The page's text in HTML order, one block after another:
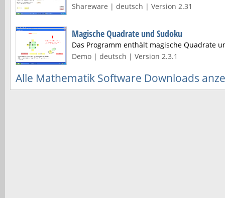
Shareware | deutsch | Version 2.31
Magische Quadrate und Sudoku
Das Programm enthält magische Quadrate
Demo | deutsch | Version 2.3.1
Alle Mathematik Software Downloads